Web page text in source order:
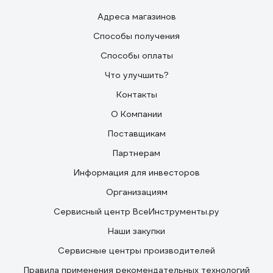
Адреса магазинов
Способы получения
Способы оплаты
Что улучшить?
Контакты
О Компании
Поставщикам
Партнерам
Информация для инвесторов
Организациям
Сервисный центр ВсеИнструменты.ру
Наши закупки
Сервисные центры производителей
Правила применения рекомендательных технологий